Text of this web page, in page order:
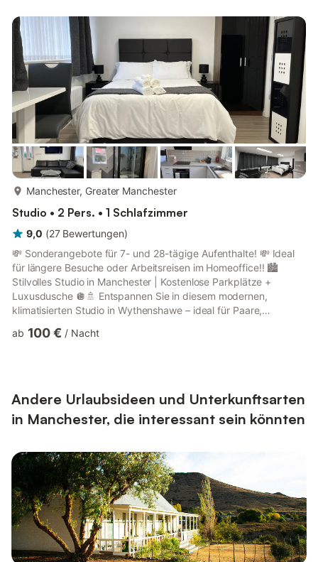
einen Fernseher und Internetzugang. In diesem Apartment gibt
es ein Schlafzimmer mit einem Doppelbett. Es gibt ein B...
Manchester, Greater Manchester
Studio • 2 Pers. • 1 Schlafzimmer
9,0 (27 Bewertungen)
💸 Sonderangebote für 7- und 28-tägige Aufenthalte! 💸 Ideal
für längere Besuche oder Arbeitsreisen im Homeoffice!! 🏙️
Stilvolles Studio in Manchester | Kostenlose Parkplätze +
Luxusdusche 🪩🚿 Entspannen Sie in diesem modernen,
klimatisierten Studio in Wythenshawe – ideal für Paare,
der Straßenbahn und dem Flughafen entfernt, mit kostenlosen
b...
ab 100 € / Nacht
Andere Urlaubsideen und Unterkunftsarten
in Manchester, die interessant sein könnten